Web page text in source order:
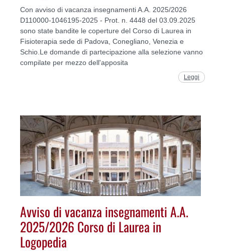
Con avviso di vacanza insegnamenti A.A. 2025/2026
D110000-1046195-2025 - Prot. n. 4448 del 03.09.2025
sono state bandite le coperture del Corso di Laurea in
Fisioterapia sede di Padova, Conegliano, Venezia e
Schio.Le domande di partecipazione alla selezione vanno
compilate per mezzo dell'apposita
Leggi
Avviso di vacanza insegnamenti A.A.
2025/2026 Corso di Laurea in
Logopedia